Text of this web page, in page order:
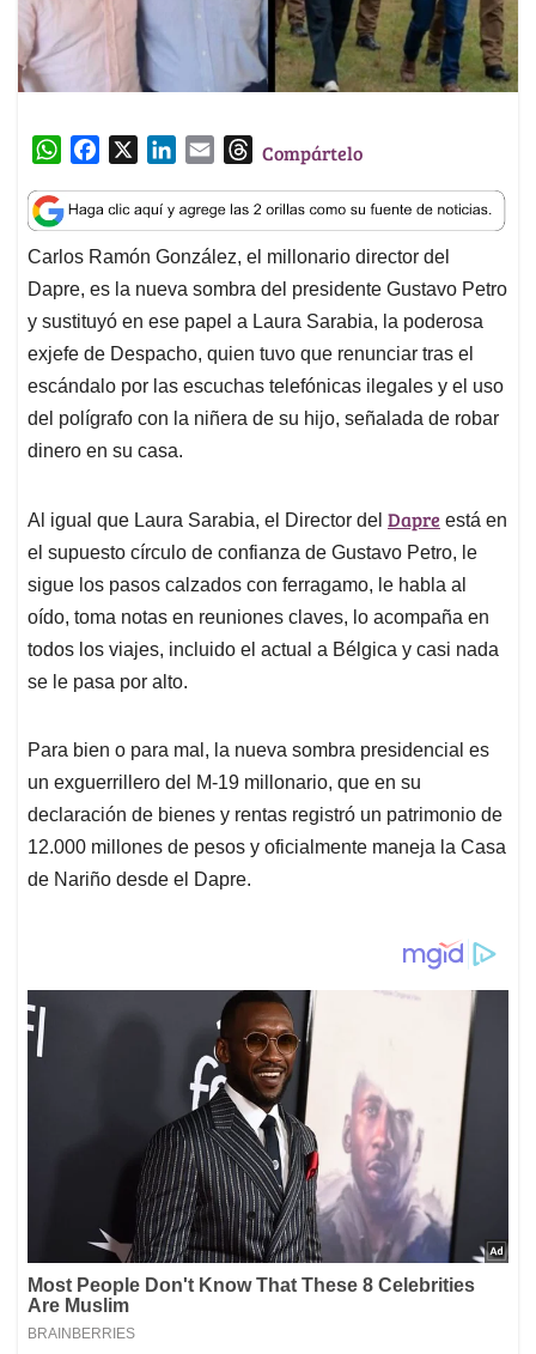
W
a
t
s
A
p
p
c
e
b
o
o
k
n
k
e
d
I
n
a
i
l
T
r
e
a
d
s
Compártelo
Carlos Ramón González, el millonario director del
Dapre, es la nueva sombra del presidente Gustavo Petro
y sustituyó en ese papel a Laura Sarabia, la poderosa
exjefe de Despacho, quien tuvo que renunciar tras el
escándalo por las escuchas telefónicas ilegales y el uso
del polígrafo con la niñera de su hijo, señalada de robar
dinero en su casa.
Al igual que Laura Sarabia, el Director del Dapre está en
el supuesto círculo de confianza de Gustavo Petro, le
sigue los pasos calzados con ferragamo, le habla al
oído, toma notas en reuniones claves, lo acompaña en
todos los viajes, incluido el actual a Bélgica y casi nada
se le pasa por alto.
Para bien o para mal, la nueva sombra presidencial es
un exguerrillero del M-19 millonario, que en su
declaración de bienes y rentas registró un patrimonio de
12.000 millones de pesos y oficialmente maneja la Casa
de Nariño desde el Dapre.